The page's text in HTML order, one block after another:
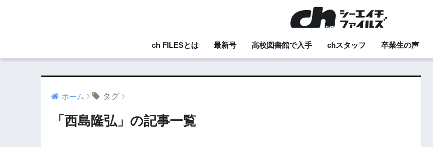
ch FILESとは 最新号 高校図書館で入手 chスタッフ 卒業生の声
ホーム タグ
「西島隆弘」の記事一覧